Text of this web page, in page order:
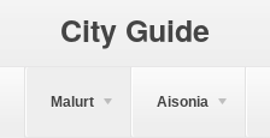
City Guide
Malurt Aisonia